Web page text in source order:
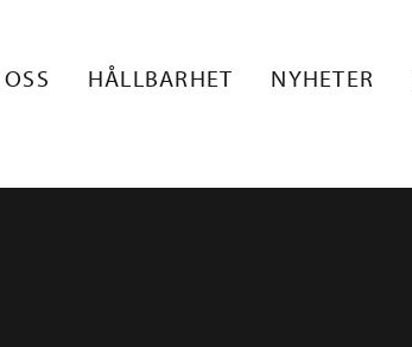
HÅLLBARHET NYHETER